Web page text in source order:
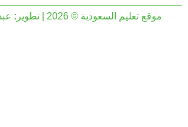
موقع تعليم السعودية © 2026 | تطوير: